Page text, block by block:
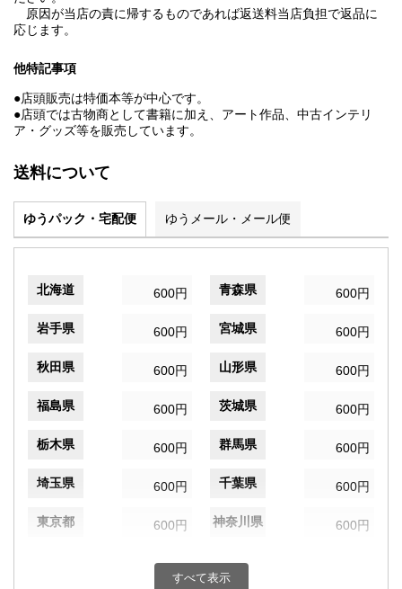
原因が当店の責に帰するものであれば返送料当店負担で返品に
応じます。
他特記事項
●店頭販売は特価本等が中心です。
●店頭では古物商として書籍に加え、アート作品、中古インテリ
ア・グッズ等を販売しています。
送料について
ゆうパック・宅配便 ゆうメール・メール便
北海道 600円 青森県 600円
岩手県 600円 宮城県 600円
秋田県 600円 山形県 600円
福島県 600円 茨城県 600円
栃木県 600円 群馬県 600円
埼玉県 600円 千葉県 600円
東京都 600円 神奈川県 600円
600円 富山県
すべて表示